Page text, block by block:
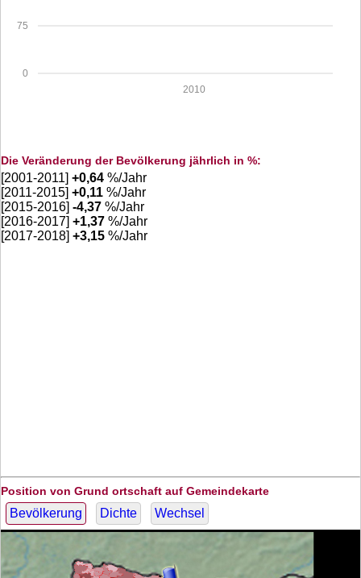
0
75
2010
Die Veränderung der Bevölkerung jährlich in %:
[2001-2011] +0,64 %/Jahr
[2011-2015] +0,11 %/Jahr
[2015-2016] -4,37 %/Jahr
[2016-2017] +1,37 %/Jahr
[2017-2018] +3,15 %/Jahr
Position von Grund ortschaft auf Gemeindekarte
Bevölkerung Dichte Wechsel